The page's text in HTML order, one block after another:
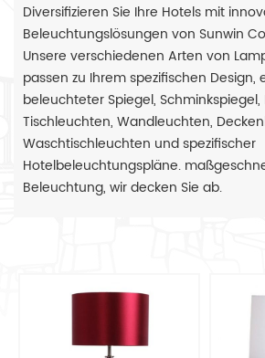
Diversifizieren Sie Ihre Hotels mit
Beleuchtungslösungen von Sunwin
Unsere verschiedenen Arten von
passen zu Ihrem spezifischen Design,
beleuchteter Spiegel,
Tischleuchten, Wandleuchten,
Waschtischleuchten und spezifischer
Hotelbeleuchtungspläne.
Beleuchtung, wir decken Sie ab.